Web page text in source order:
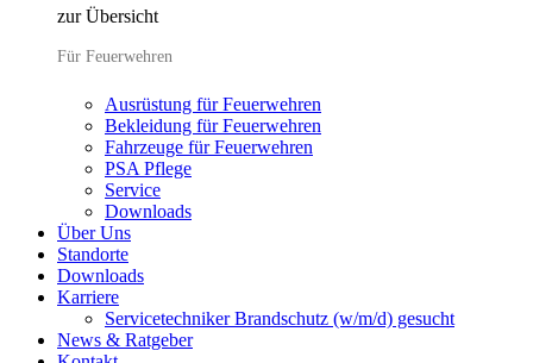
zur Übersicht
Für Feuerwehren
Ausrüstung für Feuerwehren
Bekleidung für Feuerwehren
Fahrzeuge für Feuerwehren
PSA Pflege
Service
Downloads
Über Uns
Standorte
Downloads
Karriere
Servicetechniker Brandschutz (w/m/d) gesucht
News & Ratgeber